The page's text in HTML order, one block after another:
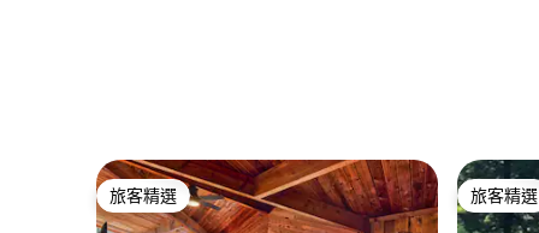
旅客精選
旅客精選 旅客精選
旅客精選